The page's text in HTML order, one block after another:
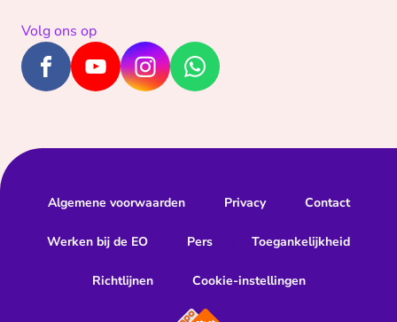
Volg ons op
Algemene voorwaarden Privacy Contact
Werken bij de EO Pers Toegankelijkheid
Richtlijnen Cookie-instellingen